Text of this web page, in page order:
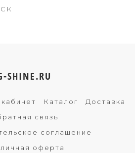
СК
SHINE.RU
Каталог
Доставка
связь
соглашение
оферта